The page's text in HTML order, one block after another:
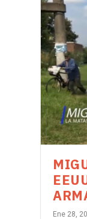
Ene 28,